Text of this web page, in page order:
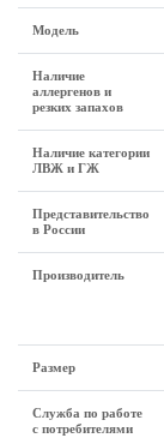
Модель
Наличие
аллергенов и
резких запахов
Наличие категории
ЛВЖ и ГЖ
Представительство
в России
Производитель
Размеp
Служба по работе
с потребителями